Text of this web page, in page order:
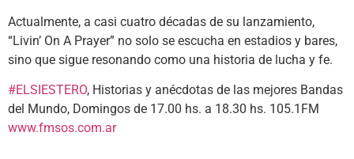
Actualmente, a casi cuatro décadas de su lanzamiento,
“Livin’ On A Prayer” no solo se escucha en estadios y bares,
sino que sigue resonando como una historia de lucha y fe.
#ELSIESTERO, Historias y anécdotas de las mejores Bandas
del Mundo, Domingos de 17.00 hs. a 18.30 hs. 105.1FM
www.fmsos.com.ar